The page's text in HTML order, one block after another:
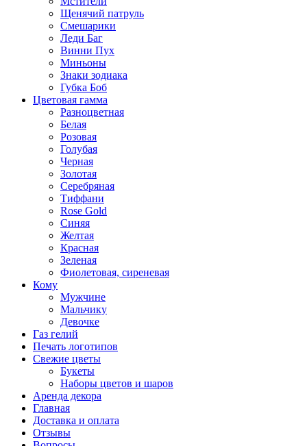
Щенячий патруль
Смешарики
Леди Баг
Винни Пух
Миньоны
Знаки зодиака
Губка Боб
Цветовая гамма
Разноцветная
Белая
Розовая
Голубая
Черная
Золотая
Серебряная
Тиффани
Rose Gold
Синяя
Желтая
Красная
Зеленая
Фиолетовая, сиреневая
Кому
Мужчине
Мальчику
Девочке
Газ гелий
Печать логотипов
Свежие цветы
Букеты
Наборы цветов и шаров
Аренда декора
Главная
Доставка и оплата
Отзывы